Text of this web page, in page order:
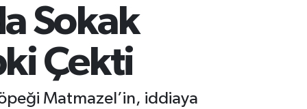
Sokak
Çekti
Matmazel’in, iddiaya